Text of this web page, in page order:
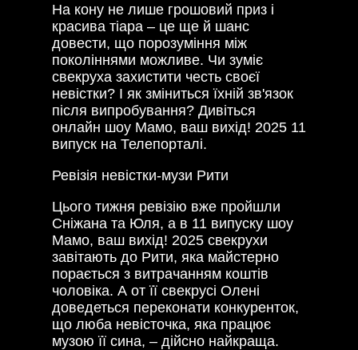
На кону не лише грошовий приз і
красива тіара – це ще й шанс
довести, що порозуміння між
поколіннями можливе. Чи зуміє
свекруха захистити честь своєї
невістки? І як зміниться їхній зв'язок
після випробування? Дивіться
онлайн шоу Мамо, ваш вихід! 2025 11
випуск на Телепорталі.
Ревізія невістки-музи Рити
Цього тижня ревізію вже пройшли
Сніжана та Юля, а в 11 випуску шоу
Мамо, ваш вихід! 2025 свекрухи
завітають до Рити, яка майстерно
порається з витрачанням коштів
чоловіка. А от її свекрусі Олені
доведеться переконати конкуренток,
що люба невісточка, яка працює
музою її сина, – дійсно найкраща.